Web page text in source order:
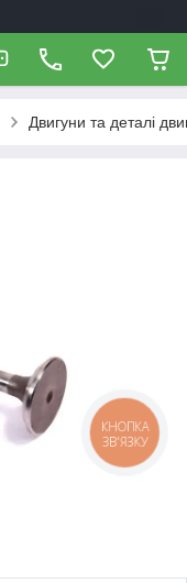
Двигуни та деталі
КНОПКА
ЗВ'ЯЗКУ